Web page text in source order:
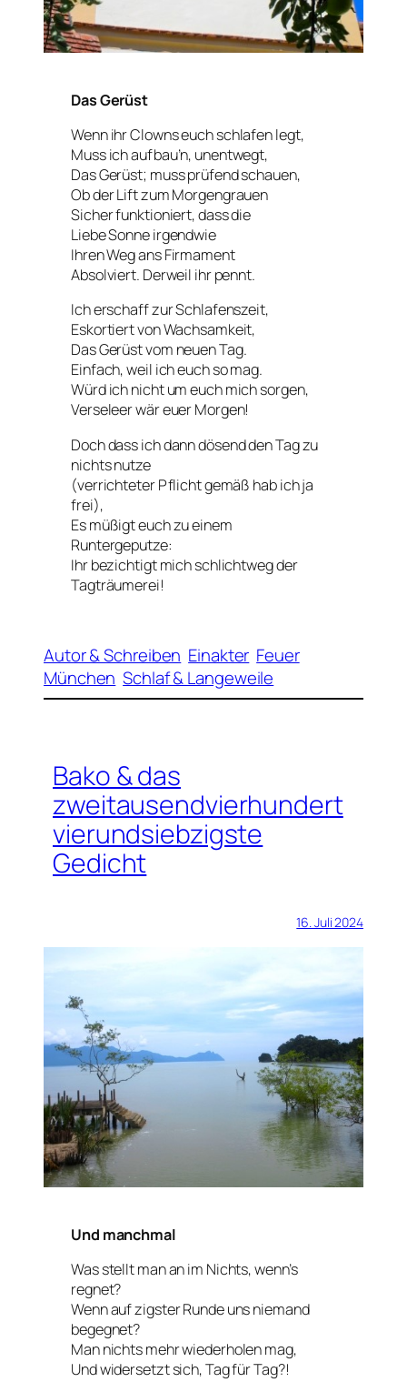
Das Gerüst
Wenn ihr Clowns euch schlafen legt,
Muss ich aufbau’n, unentwegt,
Das Gerüst; muss prüfend schauen,
Ob der Lift zum Morgengrauen
Sicher funktioniert, dass die
Liebe Sonne irgendwie
Ihren Weg ans Firmament
Absolviert. Derweil ihr pennt.
Ich erschaff zur Schlafenszeit,
Eskortiert von Wachsamkeit,
Das Gerüst vom neuen Tag.
Einfach, weil ich euch so mag.
Würd ich nicht um euch mich sorgen,
Verseleer wär euer Morgen!
Doch dass ich dann dösend den Tag zu
nichts nutze
(verrichteter Pflicht gemäß hab ich ja
frei),
Es müßigt euch zu einem
Runtergeputze:
Ihr bezichtigt mich schlichtweg der
Tagträumerei!
Autor & Schreiben Einakter Feuer
München Schlaf & Langeweile
Bako & das
zweitausendvierhundert
vierundsiebzigste
Gedicht
16. Juli 2024
Und manchmal
Was stellt man an im Nichts, wenn’s
regnet?
Wenn auf zigster Runde uns niemand
begegnet?
Man nichts mehr wiederholen mag,
Und widersetzt sich, Tag für Tag?!